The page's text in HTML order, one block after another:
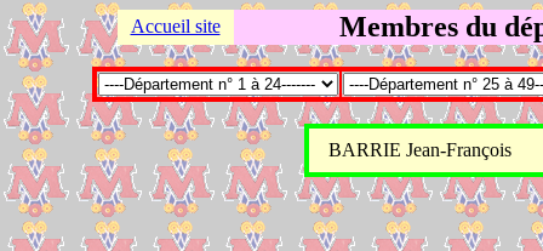
Accueil site Membres du
BARRIE Jean-François